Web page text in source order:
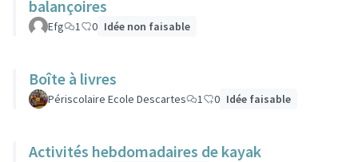
balançoires
Efg 1 0 Idée non faisable
Boîte à livres
Périscolaire Ecole Descartes 1 0 Idée faisable
Activités hebdomadaires de kayak